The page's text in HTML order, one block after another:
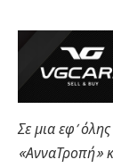
Σε μια εφ’
«ΑνναΤροπή»